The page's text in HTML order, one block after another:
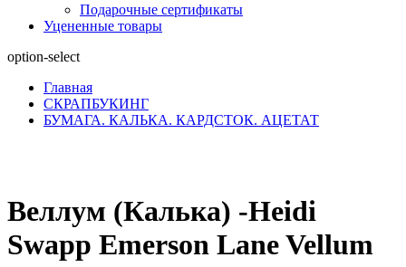
Подарочные сертификаты
Уцененные товары
option-select
Главная
СКРАПБУКИНГ
БУМАГА. КАЛЬКА. КАРДСТОК. АЦЕТАТ
Веллум (Калька) -Heidi
Swapp Emerson Lane Vellum